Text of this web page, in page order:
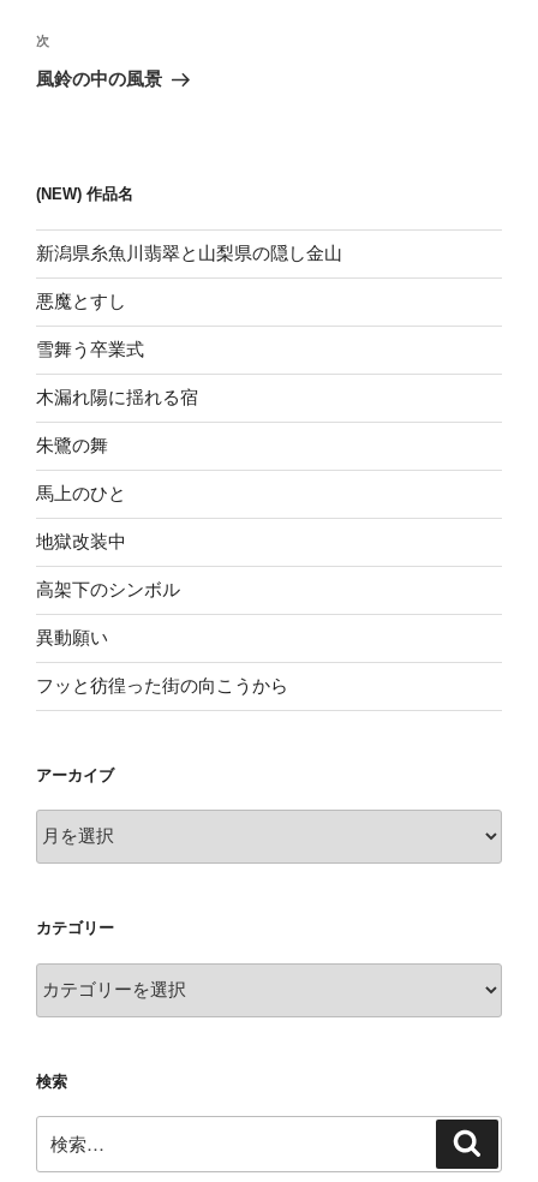
ビ
ゲ
ン
稿
次
の
次
風鈴の中の風景
(NEW) 作品名
新潟県糸魚川翡翠と山梨県の隠し金山
悪魔とすし
雪舞う卒業式
木漏れ陽に揺れる宿
朱鷺の舞
馬上のひと
地獄改装中
高架下のシンボル
異動願い
フッと彷徨った街の向こうから
アーカイブ
ー
ブ
カテゴリー
テ
ー
検索
索: